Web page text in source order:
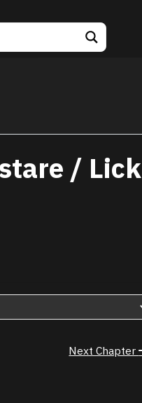
/ Lick
Next Chapter